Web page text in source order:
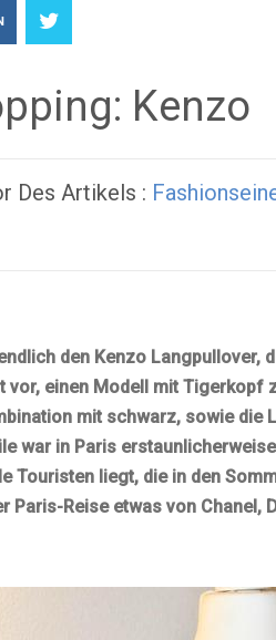
Kenzo
Des Artikels :
den Kenzo Langpullover,
vor, einen Modell mit Tigerkopf
mit schwarz, sowie
war in Paris
Touristen liegt, die in den
Paris-Reise etwas von Chanel,